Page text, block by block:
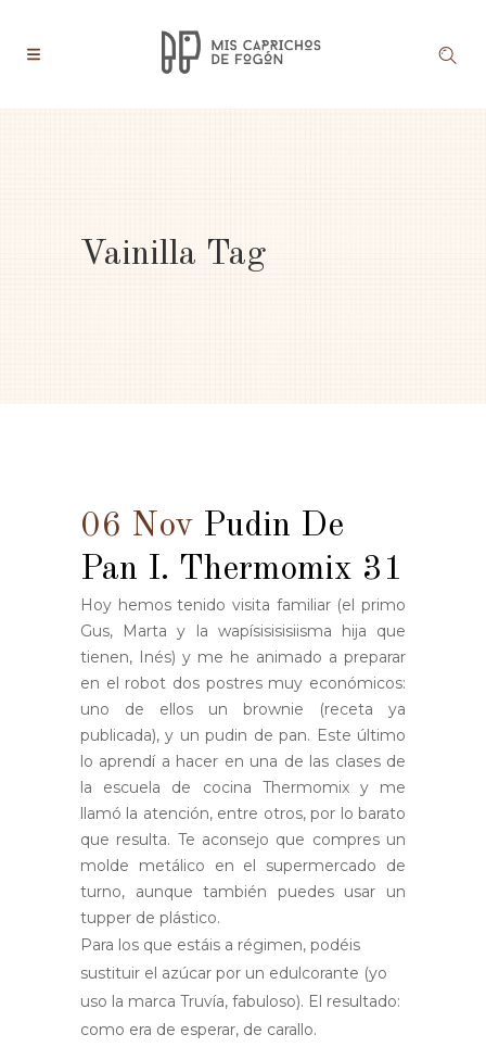
Vainilla Tag
06 Nov Pudin De
Pan I. Thermomix 31
Hoy hemos tenido visita familiar (el primo
Gus, Marta y la wapísisisisiisma hija que
tienen, Inés) y me he animado a preparar
en el robot dos postres muy económicos:
uno de ellos un brownie (receta ya
publicada), y un pudin de pan. Este último
lo aprendí a hacer en una de las clases de
la escuela de cocina Thermomix y me
llamó la atención, entre otros, por lo barato
que resulta. Te aconsejo que compres un
molde metálico en el supermercado de
turno, aunque también puedes usar un
tupper de plástico.
Para los que estáis a régimen, podéis
sustituir el azúcar por un edulcorante (yo
uso la marca Truvía, fabuloso). El resultado:
como era de esperar, de carallo.